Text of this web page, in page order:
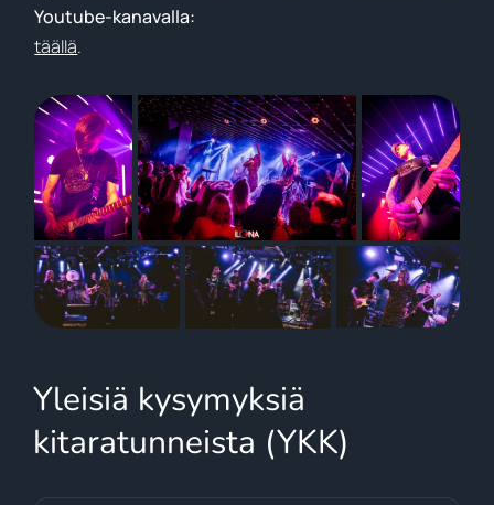
Youtube-kanavalla:
täällä.
Yleisiä kysymyksiä
kitaratunneista (YKK)